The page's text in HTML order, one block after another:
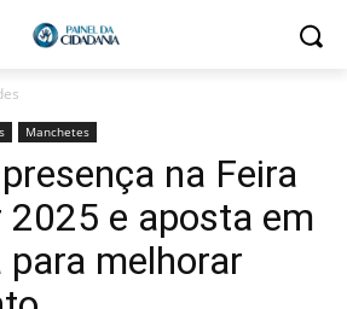
Manchetes
na Feira
2025 e aposta em
melhorar